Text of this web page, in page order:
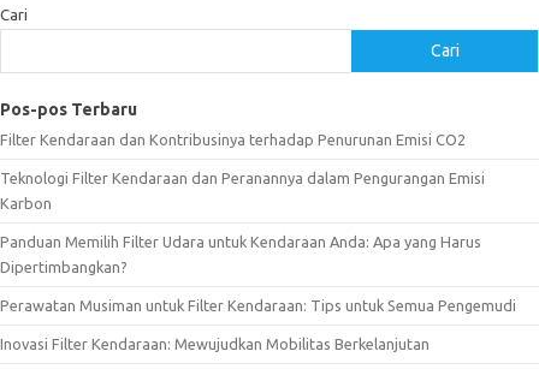
Cari
Cari
Pos-pos Terbaru
Filter Kendaraan dan Kontribusinya terhadap Penurunan Emisi CO2
Teknologi Filter Kendaraan dan Peranannya dalam Pengurangan Emisi
Karbon
Panduan Memilih Filter Udara untuk Kendaraan Anda: Apa yang Harus
Dipertimbangkan?
Perawatan Musiman untuk Filter Kendaraan: Tips untuk Semua Pengemudi
Inovasi Filter Kendaraan: Mewujudkan Mobilitas Berkelanjutan